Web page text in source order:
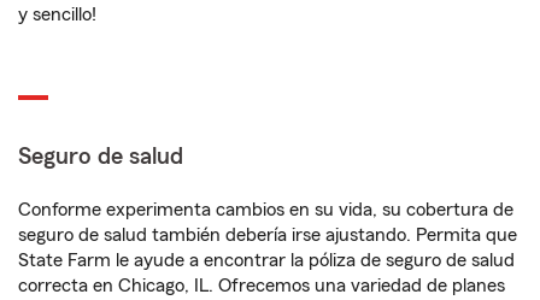
y sencillo!
Seguro de salud
Conforme experimenta cambios en su vida, su cobertura de
seguro de salud también debería irse ajustando. Permita que
State Farm le ayude a encontrar la póliza de seguro de salud
correcta en Chicago, IL. Ofrecemos una variedad de planes